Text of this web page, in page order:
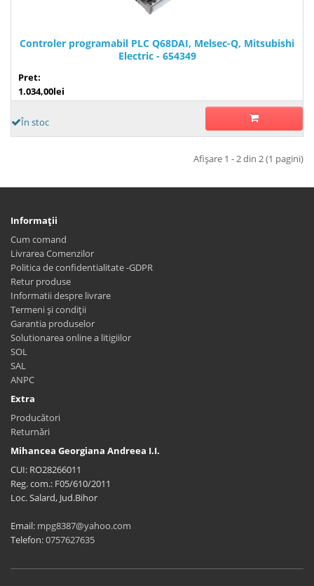
Controler programabil PLC Q68DAI, Melsec-Q, Mitsubishi
Electric - 654349
Pret:
1.034,00lei
În stoc
Afişare 1 - 2 din 2 (1 pagini)
Informaţii
Cum comand
Livrarea Comenzilor
Politica de confidentialitate -GDPR
Retur produse
Informatii despre livrare
Termeni și condiții
Garantia produselor
Solutionarea online a litigiilor
SOL
SAL
ANPC
Extra
Producători
Returnări
Mihancea Georgiana Andreea I.I.
CUI: RO28266011
Reg. com.: F05/610/2011
Loc. Salard, Jud.Bihor
Email: mpg8387@yahoo.com
Telefon:0757627635